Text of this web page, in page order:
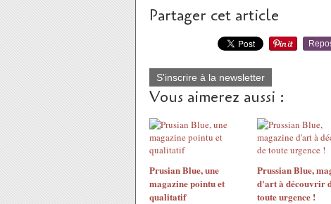
Partager cet article
S'inscrire à la newsletter
Vous aimerez aussi :
Prusian Blue, une
magazine pointu et
qualitatif
Prussian Blue,
d'art à découvrir
toute urgence !